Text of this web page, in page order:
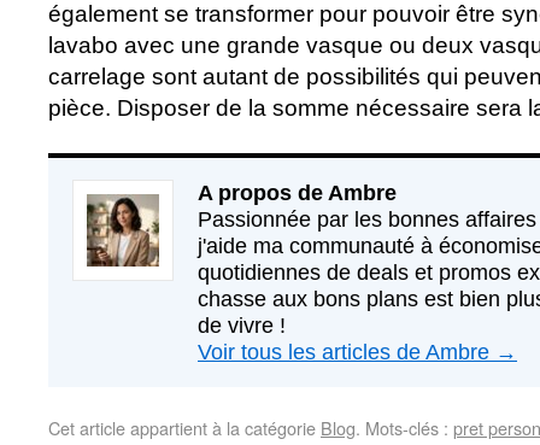
également se transformer pour pouvoir être
lavabo avec une grande vasque ou deux
carrelage sont autant de possibilités qui
pièce. Disposer de la somme nécessaire sera
A propos de Ambre
Passionnée par les bonnes
j'aide ma communauté à
quotidiennes de deals et promos
chasse aux bons plans est bien
de vivre !
Voir tous les articles de Ambre →
Cet article appartient à la catégorie Blog. Mots-clés : pret